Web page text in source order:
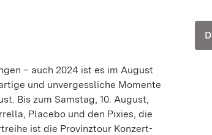
– auch 2024 ist es im August
und unvergessliche Momente
Bis zum Samstag, 10. August,
Placebo und den Pixies, die
ist die Provinztour Konzert-